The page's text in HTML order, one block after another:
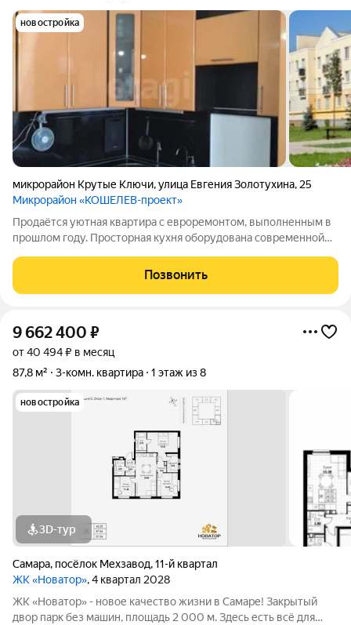
новостройка
микрорайон Крутые Ключи,улица Евгения Золотухина, 25
Микрорайон «КОШЕЛЕВ-проект»
Продаётся уютная квартира с евроремонтом, выполненным в
прошлом году. Просторная кухня оборудована современной
одной из них встроенный большой шкаф. Совмещённый
санузел отделан керамогранитом в
Позвонить
9 662 400 ₽
от 40 494 ₽ в месяц
87,8 м²
3-комн. квартира 1 этаж из 8
новостройка
3D-тур
Самара, посёлок Мехзавод,11-й квартал
ЖК «Новатор», 4 квартал 2028
ЖК «Новатор» - новое качество жизни в Самаре! Закрытый
двор парк без машин, площадь 2 000 м. Здесь есть всё для